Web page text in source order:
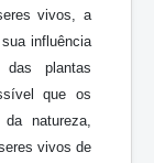
vivos, a
influência
das plantas
que os
natureza,
vivos de